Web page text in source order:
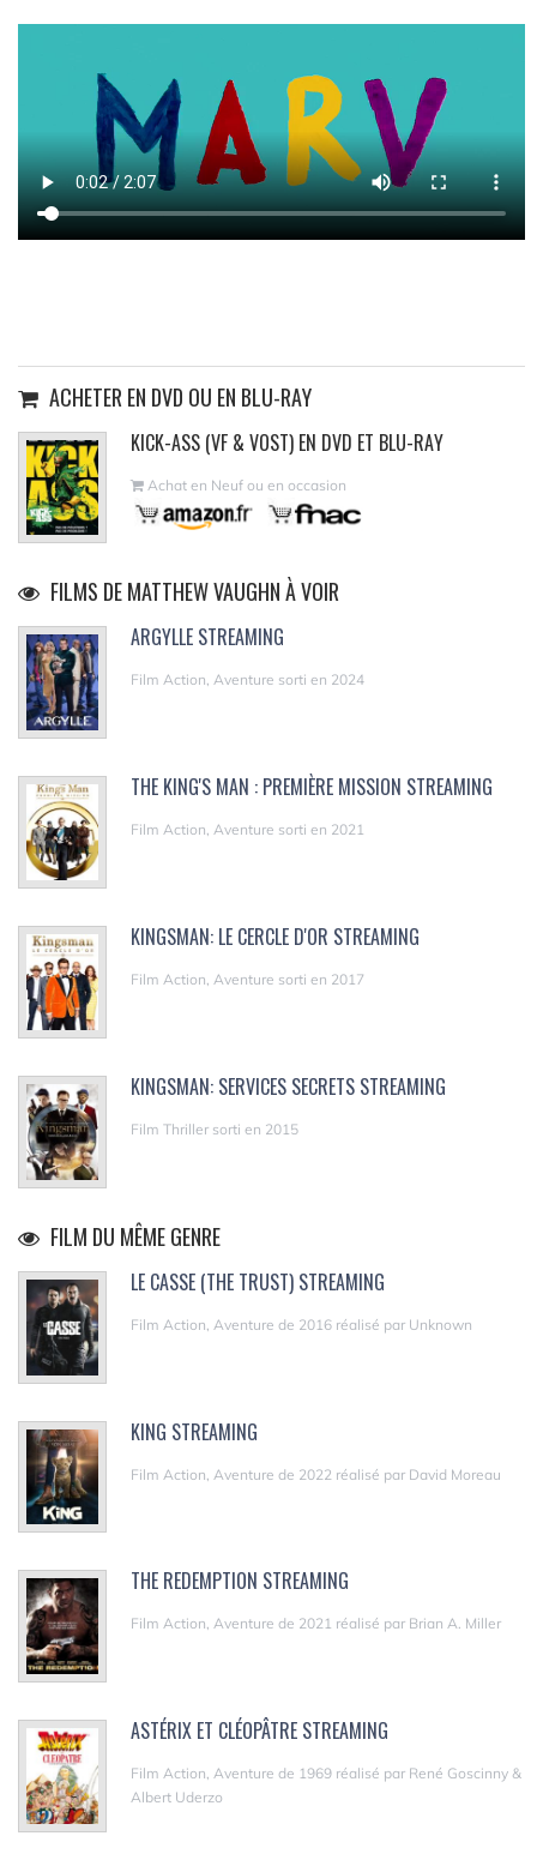
ACHETER EN DVD OU EN BLU-RAY
KICK-ASS (VF & VOST) EN DVD ET BLU-RAY
Achat en Neuf ou en occasion
FILMS DE MATTHEW VAUGHN À VOIR
ARGYLLE STREAMING
Film Action, Aventure sorti en 2024
THE KING'S MAN : PREMIÈRE MISSION STREAMING
Film Action, Aventure sorti en 2021
KINGSMAN: LE CERCLE D'OR STREAMING
Film Action, Aventure sorti en 2017
KINGSMAN: SERVICES SECRETS STREAMING
Film Thriller sorti en 2015
FILM DU MÊME GENRE
LE CASSE (THE TRUST) STREAMING
Film Action, Aventure de 2016 réalisé par Unknown
KING STREAMING
Film Action, Aventure de 2022 réalisé par David Moreau
THE REDEMPTION STREAMING
Film Action, Aventure de 2021 réalisé par Brian A. Miller
ASTÉRIX ET CLÉOPÂTRE STREAMING
Film Action, Aventure de 1969 réalisé par René Goscinny &
Albert Uderzo